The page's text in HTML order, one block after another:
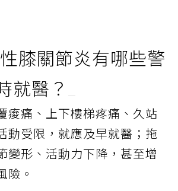
膝關節炎有哪些警
就醫？
痠痛、上下樓梯疼痛、久站
動受限，就應及早就醫；拖
變形、活動力下降，甚至增
險。